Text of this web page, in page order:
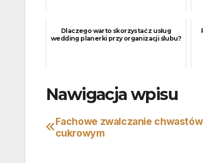
Dlaczego warto skorzystać z usług
wedding planerki przy organizacji ślubu?
Nawigacja wpisu
Fachowe zwalczanie
cukrowym